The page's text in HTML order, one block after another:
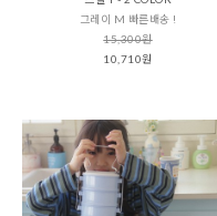
그레이 M 빠른배송 !
15,300원
10,710원